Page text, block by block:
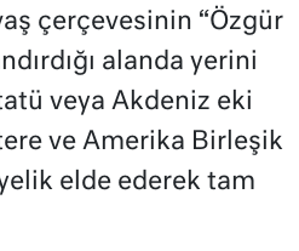
çerçevesinin “Özgür
alanda yerini
veya Akdeniz eki
ve Amerika Birleşik
elde ederek tam